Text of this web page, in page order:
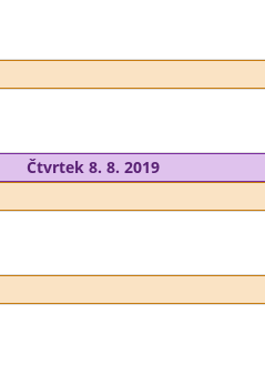
Čtvrtek 8. 8. 2019